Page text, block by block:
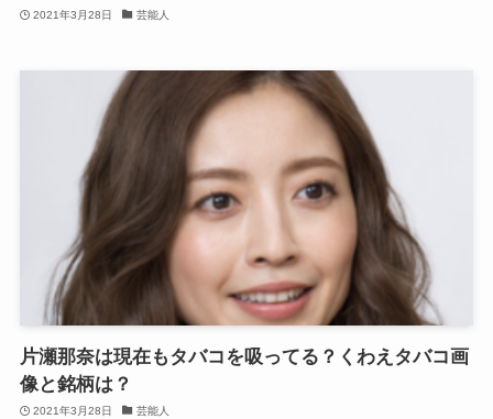
2021年3月28日 芸能人
片瀬那奈は現在もタバコを吸ってる？くわえタバコ画
像と銘柄は？
2021年3月28日 芸能人